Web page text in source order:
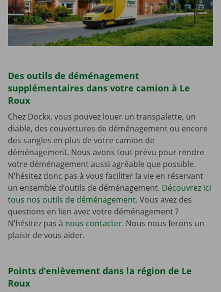
Des outils de déménagement
supplémentaires dans votre camion à Le
Roux
Chez Dockx, vous pouvez louer un transpalette, un
diable, des couvertures de déménagement ou encore
des sangles en plus de votre camion de
déménagement. Nous avons tout prévu pour rendre
votre déménagement aussi agréable que possible.
N’hésitez donc pas à vous faciliter la vie en réservant
un ensemble d’outils de déménagement. Découvrez ici
tous nos outils de déménagement. Vous avez des
questions en lien avec votre déménagement ?
N’hésitez pas à nous contacter. Nous nous ferons un
plaisir de vous aider.
Points d’enlèvement dans la région de Le
Roux